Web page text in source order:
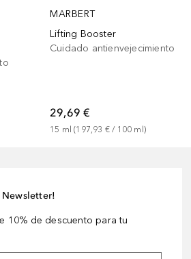
MARBERT
Lifting Booster
Cuidado antienvejecimiento
29,69 €
15 ml (197,93 € / 100 ml )
Newsletter!
10% de descuento para tu